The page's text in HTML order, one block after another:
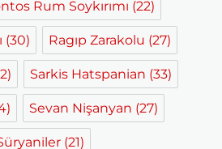
Rum Soykırımı (22)
(30) Ragıp Zarakolu (27)
Sarkis Hatspanian (33)
Sevan Nişanyan (27)
(21)